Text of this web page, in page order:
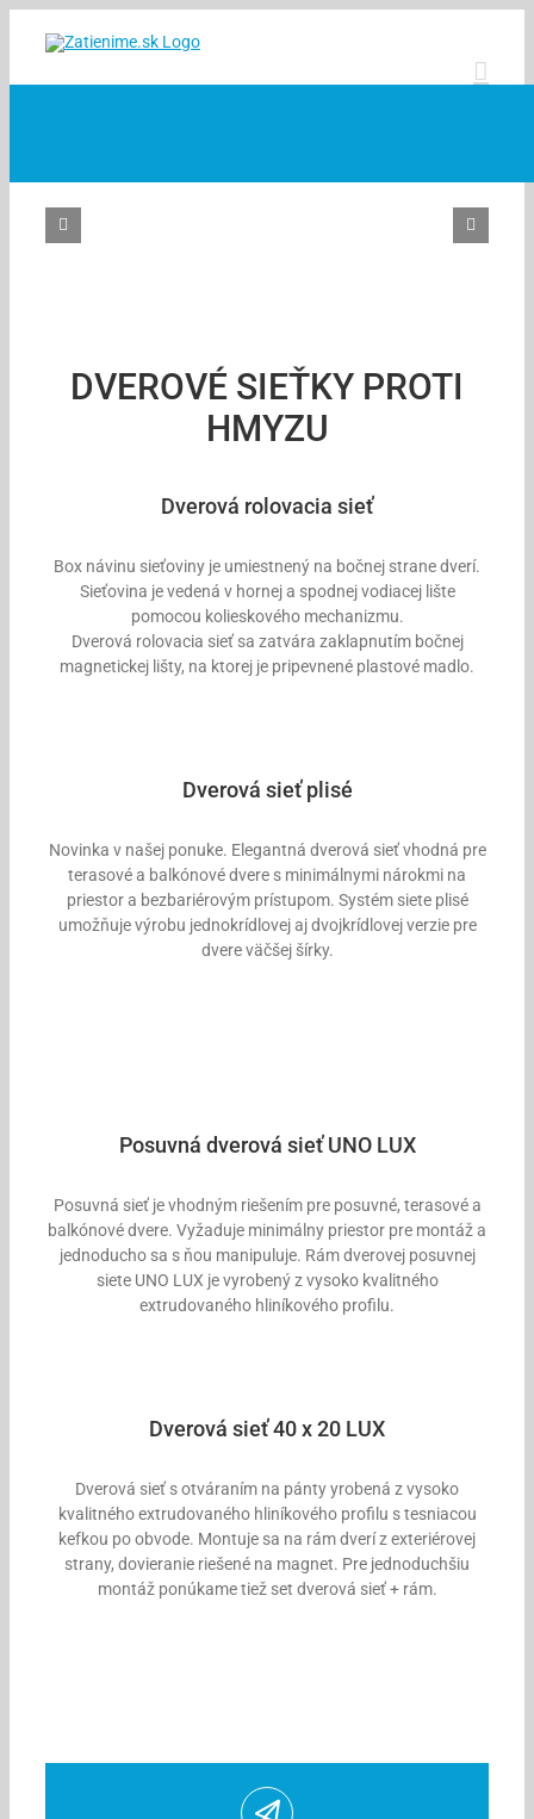
DVEROVÉ SIEŤKY PROTI
HMYZU
Dverová rolovacia sieť
Box návinu sieťoviny je umiestnený na bočnej strane dverí.
Sieťovina je vedená v hornej a spodnej vodiacej lište
pomocou kolieskového mechanizmu.
Dverová rolovacia sieť sa zatvára zaklapnutím bočnej
magnetickej lišty, na ktorej je pripevnené plastové madlo.
Dverová sieť plisé
Novinka v našej ponuke. Elegantná dverová sieť vhodná pre
terasové a balkónové dvere s minimálnymi nárokmi na
priestor a bezbariérovým prístupom. Systém siete plisé
umožňuje výrobu jednokrídlovej aj dvojkrídlovej verzie pre
dvere väčšej šírky.
Posuvná dverová sieť UNO LUX
Posuvná sieť je vhodným riešením pre posuvné, terasové a
balkónové dvere. Vyžaduje minimálny priestor pre montáž a
jednoducho sa s ňou manipuluje. Rám dverovej posuvnej
siete UNO LUX je vyrobený z vysoko kvalitného
extrudovaného hliníkového profilu.
Dverová sieť 40 x 20 LUX
Dverová sieť s otváraním na pánty yrobená z vysoko
kvalitného extrudovaného hliníkového profilu s tesniacou
kefkou po obvode. Montuje sa na rám dverí z exteriérovej
strany, dovieranie riešené na magnet. Pre jednoduchšiu
montáž ponúkame tiež set dverová sieť + rám.